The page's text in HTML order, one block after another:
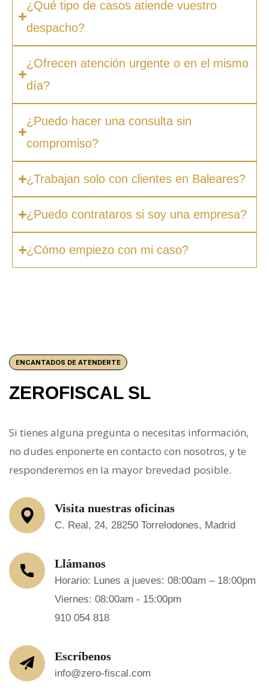
¿Qué tipo de casos atiende vuestro
despacho?
¿Ofrecen atención urgente o en el mismo
día?
¿Puedo hacer una consulta sin
compromiso?
¿Trabajan solo con clientes en Baleares?
¿Puedo contrataros si soy una empresa?
¿Cómo empiezo con mi caso?
ENCANTADOS DE ATENDERTE
ZEROFISCAL SL
Si tienes alguna pregunta o necesitas información,
no dudes enponerte en contacto con nosotros, y te
responderemos en la mayor brevedad posible.
Visita nuestras oficinas
C. Real, 24, 28250 Torrelodones, Madrid
Llámanos
Horario: Lunes a jueves: 08:00am – 18:00pm
Viernes: 08:00am - 15:00pm
910 054 818
Escríbenos
info@zero-fiscal.com